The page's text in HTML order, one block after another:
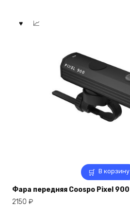
В корзину
Фара передняя Coospo Pixel 900
2150 ₽